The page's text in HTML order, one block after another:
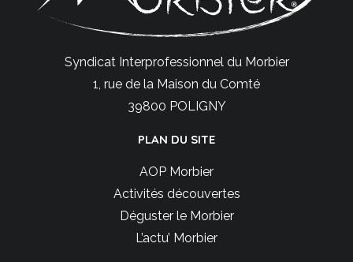
Syndicat Interprofessionnel du Morbier
1, rue de la Maison du Comté
39800 POLIGNY
PLAN DU SITE
AOP Morbier
Activités découvertes
Déguster le Morbier
L’actu’ Morbier